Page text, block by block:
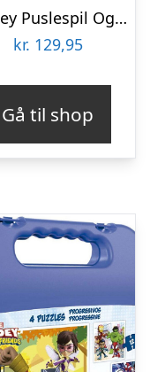
Spidey Puslespil Og Vendespil – Edukit 4-i-1 – Clementoni
kr. 129,95
Gå til shop